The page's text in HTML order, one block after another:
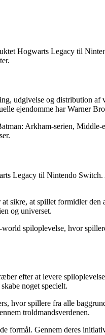
Hogwarts Legacy til
udgivelse og distribution
ejendomme har Warner
Arkham-serien,
Legacy til Nintendo
at spillet formidler
og universet.
spiloplevelse, hvor
efter at levere
noget specielt.
hvor spillere fra alle
troldmandsverdenen.
formål. Gennem deres